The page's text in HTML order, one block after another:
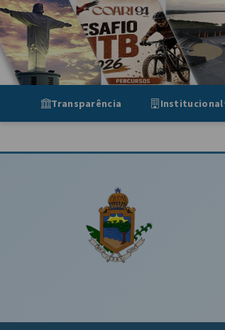
Portal de
Transparência Institucional